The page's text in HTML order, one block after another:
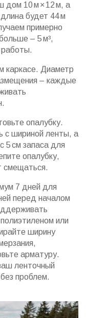
дом 10 м × 12 м, а
будет 44 м
примерно
– 5 м³,
каркасе. Диаметр
– каждые
опалубку.
с шириной ленты, а
5 см запаса для
опалубку,
смещаться.
7 дней для
перед началом
или
ширину
арматуру.
ленточный
проблем.